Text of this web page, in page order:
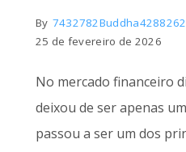
By 7432782Buddha4288262
25 de fevereiro de 2026
No mercado financeiro
deixou de ser apenas
passou a ser um dos